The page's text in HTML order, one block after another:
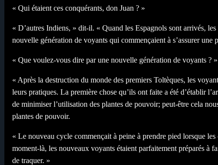
« Qui étaient ces conquérants, don Juan ? »
« D’autres Indiens, » dit-il. « Quand les Espagnols sont arrivés,
nouvelle génération de voyants qui commençaient à s’assurer une
« Que voulez-vous dire par une nouvelle génération de voyants ? »
« Après la destruction du monde des premiers Toltèques, les
leurs pratiques. La première chose qu’ils ont faite a été d’établir
de minimiser l’utilisation des plantes de pouvoir; peut-être cela
plantes de pouvoir.
« Le nouveau cycle commençait à peine à prendre pied lorsque
moment-là, les nouveaux voyants étaient parfaitement préparés à
de traquer. »